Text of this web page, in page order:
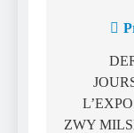
ZWY